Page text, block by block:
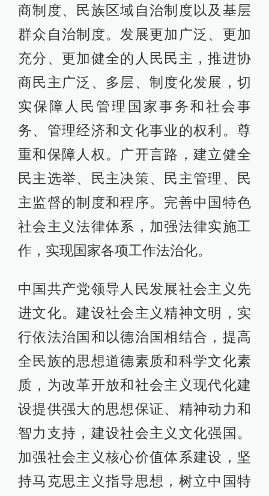
商制度、民族区域自治制度以及基层
群众自治制度。发展更加广泛、更加
充分、更加健全的人民民主，推进协
商民主广泛、多层、制度化发展，切
实保障人民管理国家事务和社会事
务、管理经济和文化事业的权利。尊
重和保障人权。广开言路，建立健全
民主选举、民主决策、民主管理、民
主监督的制度和程序。完善中国特色
社会主义法律体系，加强法律实施工
作，实现国家各项工作法治化。
中国共产党领导人民发展社会主义先
进文化。建设社会主义精神文明，实
行依法治国和以德治国相结合，提高
全民族的思想道德素质和科学文化素
质，为改革开放和社会主义现代化建
设提供强大的思想保证、精神动力和
智力支持，建设社会主义文化强国。
加强社会主义核心价值体系建设，坚
持马克思主义指导思想，树立中国特